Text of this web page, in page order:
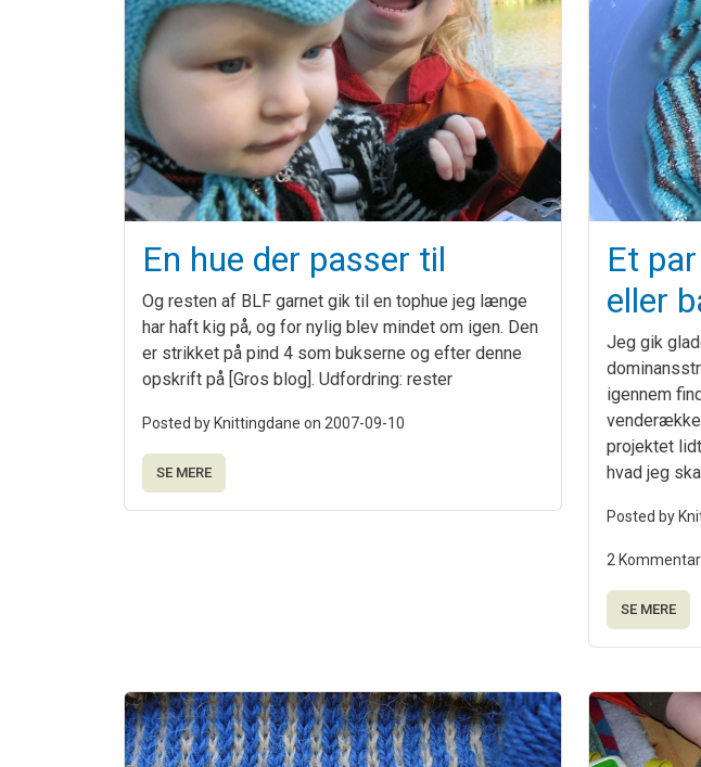
En hue der passer til
Og resten af BLF garnet gik til en tophue jeg længe
har haft kig på, og for nylig blev mindet om igen. Den
er strikket på pind 4 som bukserne og efter denne
opskrift på [Gros blog]. Udfordring: rester
Posted by Knittingdane on 2007-09-10
SE MERE
Et
eller
Jeg gik
igennem
projektet
hvad jeg
Posted by
2
SE MERE